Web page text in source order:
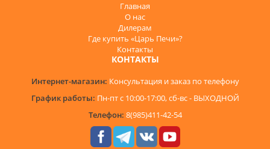
Главная
О нас
Дилерам
Где купить «Царь Печи»?
Контакты
КОНТАКТЫ
Интернет-магазин: Консультация и заказ по телефону
График работы: Пн-пт с 10:00-17:00, сб-вс - ВЫХОДНОЙ
Телефон: 8(985)411-42-54